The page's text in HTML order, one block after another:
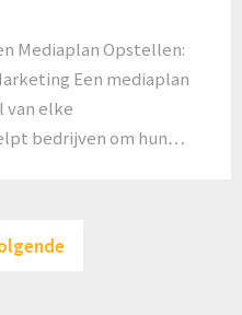
Mediaplan Opstellen:
Een mediaplan
van elke
bedrijven om hun…